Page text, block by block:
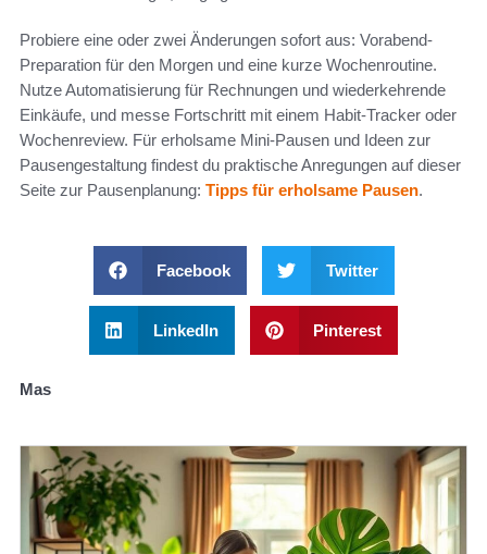
Probiere eine oder zwei Änderungen sofort aus: Vorabend-
Preparation für den Morgen und eine kurze Wochenroutine.
Nutze Automatisierung für Rechnungen und wiederkehrende
Einkäufe, und messe Fortschritt mit einem Habit-Tracker oder
Wochenreview. Für erholsame Mini-Pausen und Ideen zur
Pausengestaltung findest du praktische Anregungen auf dieser
Seite zur Pausenplanung: Tipps für erholsame Pausen.
Facebook Twitter
LinkedIn Pinterest
Mas